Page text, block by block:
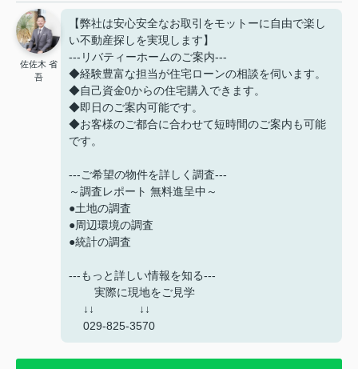
佐佐木 省
吾
【弊社は安心安全なお取引をモットーに自由で楽し
い不動産探しを実現します】
---リバティーホームのご案内---
◆経験豊富な担当が住宅ローンの相談を伺います。
◆自己資金0からの住宅購入できます。
◆即日のご案内可能です。
◆お客様のご都合に合わせて短時間のご案内も可能
です。
---ご希望の物件を詳しく調査---
～調査レポート 無料進呈中～
●土地の調査
●周辺環境の調査
●統計の調査
---もっと詳しい情報を知る---
実際に現地をご見学
↓↓ ↓↓
029-825-3570